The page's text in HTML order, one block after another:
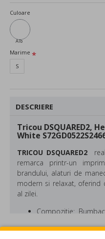
Culoare
Alb
Marime
S
DESCRIERE
Tricou DSQUARED2,
White
TRICOU DSQUARED2
remarca printr-un
brandului, alaturi de
modern si relaxat,
al zilei.
Compozitie: Bumbac